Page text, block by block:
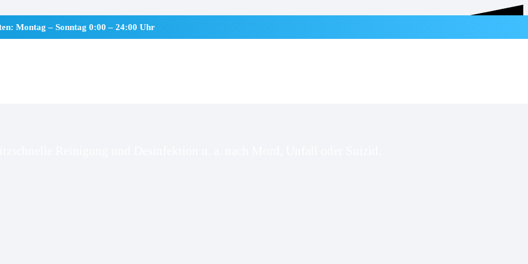
Montag – Sonntag 0:00 – 24:00 Uhr
Reinigung und Desinfektion u. a. nach Mord, Unfall oder Suizid.